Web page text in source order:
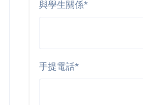
與學生關係*
手提電話*